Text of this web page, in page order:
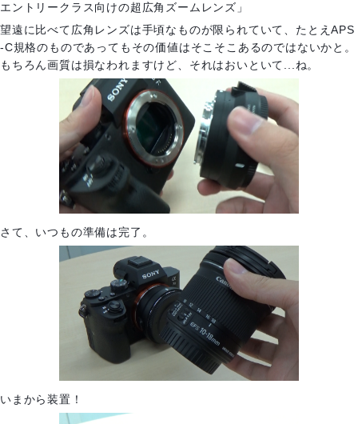
エントリークラス向けの超広角ズームレンズ」
望遠に比べて広角レンズは手頃なものが限られていて、たとえAPS
-C規格のものであってもその価値はそこそこあるのではないかと。
もちろん画質は損なわれますけど、それはおいといて...ね。
さて、いつもの準備は完了。
いまから装置！